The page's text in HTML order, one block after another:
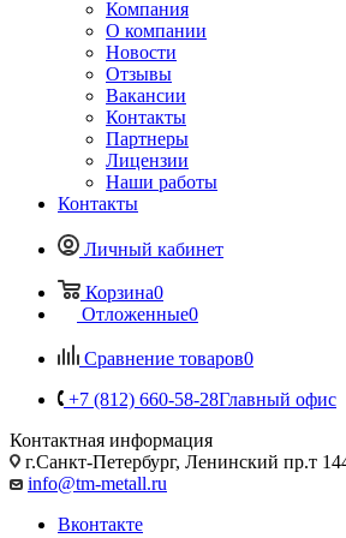
Компания
О компании
Новости
Отзывы
Вакансии
Контакты
Партнеры
Лицензии
Наши работы
Контакты
Личный кабинет
Корзина0
Отложенные0
Сравнение товаров0
+7 (812) 660-58-28Главный офис
Контактная информация
г.Санкт-Петербург, Ленинский пр.т
info@tm-metall.ru
Вконтакте